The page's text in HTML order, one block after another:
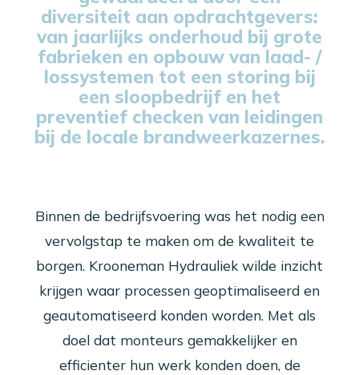
diversiteit aan opdrachtgevers:
van jaarlijks onderhoud bij grote
fabrieken en opbouw van laad- /
lossystemen tot een storing bij
een sloopbedrijf en het
preventief checken van leidingen
bij de locale brandweerkazernes.
Binnen de bedrijfsvoering was het nodig een
vervolgstap te maken om de kwaliteit te
borgen. Krooneman Hydrauliek wilde inzicht
krijgen waar processen geoptimaliseerd en
geautomatiseerd konden worden. Met als
doel dat monteurs gemakkelijker en
efficienter hun werk konden doen, de